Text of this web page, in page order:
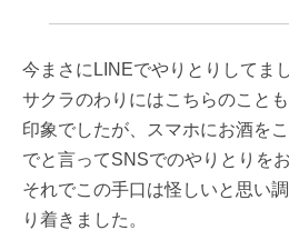
今まさにLINEでやりとりしてまし
サクラのわりにはこちらのこと
印象でしたが、スマホにお酒を
でと言ってSNSでのやりとりを
それでこの手口は怪しいと思い
り着きました。